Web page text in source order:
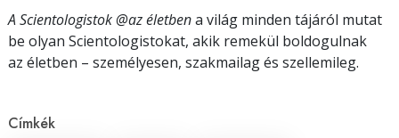
A Scientologistok @az életbena világ minden tájáról mutat
be olyan Scientologistokat, akik remekül boldogulnak
az életben – személyesen, szakmailag és szellemileg.
Címkék